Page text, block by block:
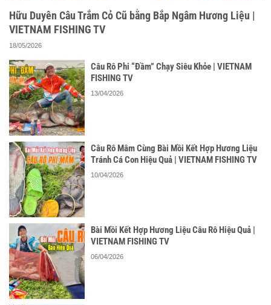
Hữu Duyên Câu Trắm Cỏ Cũ bằng Bắp Ngâm Hương Liệu |
VIETNAM FISHING TV
18/05/2026
Câu Rô Phi “Đầm” Chạy Siêu Khỏe | VIETNAM
FISHING TV
13/04/2026
Câu Rô Mâm Cùng Bài Mồi Kết Hợp Hương Liệu
Tránh Cá Con Hiệu Quả | VIETNAM FISHING TV
10/04/2026
Bài Mồi Kết Hợp Hương Liệu Câu Rô Hiệu Quả |
VIETNAM FISHING TV
06/04/2026